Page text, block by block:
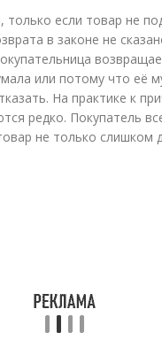
только если товар не
в законе не
или потому что её
На практике к
редко. Покупатель
не только слишком